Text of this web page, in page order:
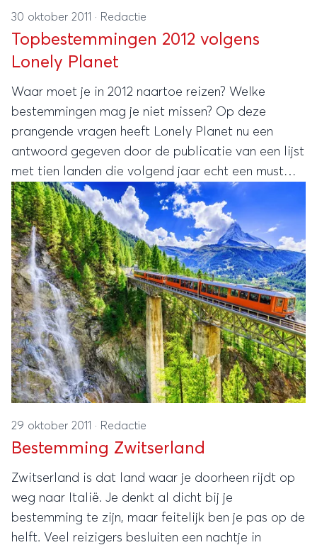
30 oktober 2011 · Redactie
Topbestemmingen 2012 volgens
Lonely Planet
Waar moet je in 2012 naartoe reizen? Welke
bestemmingen mag je niet missen? Op deze
prangende vragen heeft Lonely Planet nu een
antwoord gegeven door de publicatie van een lijst
met tien landen die volgend jaar echt een must
zijn om te bezoeken.
29 oktober 2011 · Redactie
Bestemming Zwitserland
Zwitserland is dat land waar je doorheen rijdt op
weg naar Italië. Je denkt al dicht bij je
bestemming te zijn, maar feitelijk ben je pas op de
helft. Veel reizigers besluiten een nachtje in